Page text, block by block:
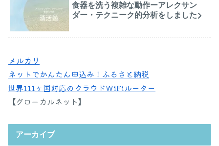
食器を洗う複雑な動作ーアレクサン
ダー・テクニーク的分析をしました
メルカリ
ネットでかんたん申込み！ふるさと納税
世界111ヶ国対応のクラウドWiFiルーター
【グローカルネット】
アーカイブ